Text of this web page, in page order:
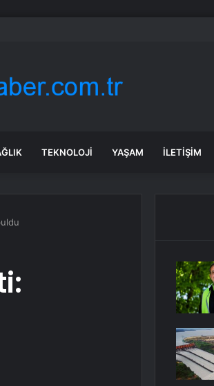
baraj okullarda ders olarak okutuluyor
TEKNOLOJI YAŞAM İLETIŞIM